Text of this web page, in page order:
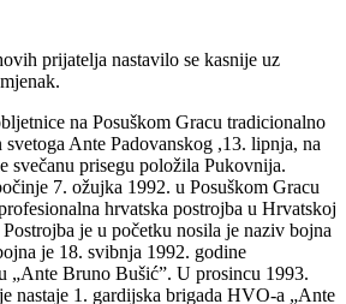
prijatelja nastavilo se kasnije uz
na Posuškom Gracu tradicionalno
svetoga Ante Padovanskog ,13. lipnja, na
svečanu prisegu položila Pukovnija.
7. ožujka 1992. u Posuškom Gracu
hrvatska postrojba u Hrvatskoj
je u početku nosila je naziv bojna
je 18. svibnja 1992. godine
„Ante Bruno Bušić”. U prosincu 1993.
nastaje 1. gardijska brigada HVO-a „Ante